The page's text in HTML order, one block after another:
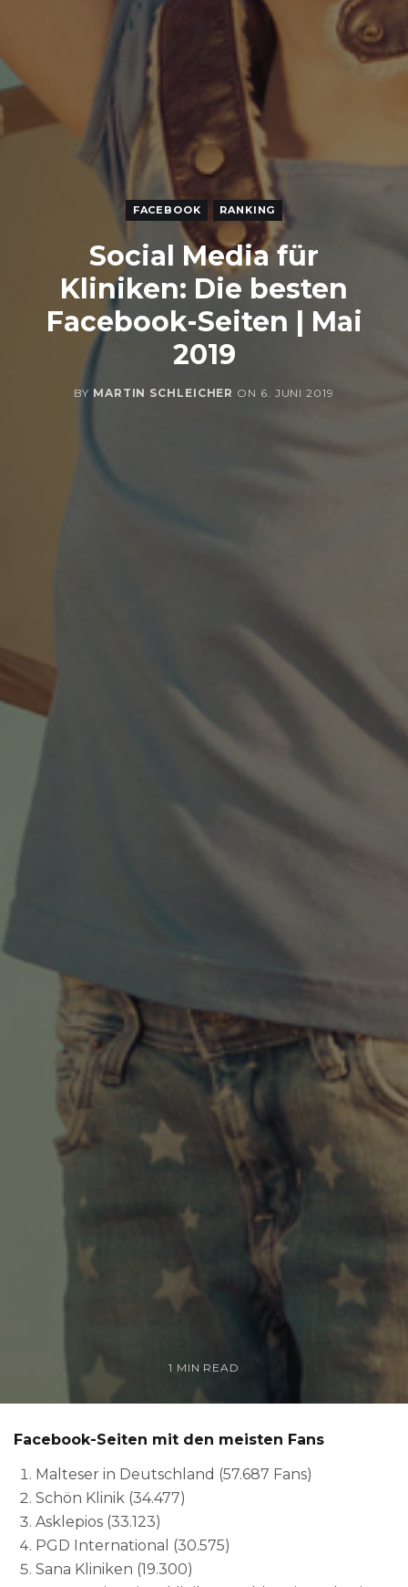
FACEBOOK RANKING
Social Media für
Kliniken: Die besten
Facebook-Seiten | Mai
2019
BY MARTIN SCHLEICHER ON 6. JUNI 2019
1 MIN READ
Facebook-Seiten mit den meisten Fans
Malteser in Deutschland (57.687 Fans)
Schön Klinik (34.477)
Asklepios (33.123)
PGD International (30.575)
Sana Kliniken (19.300)